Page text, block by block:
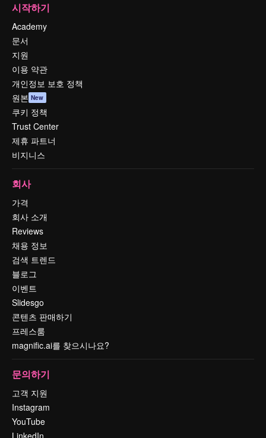
시작하기
Academy
문서
지원
이용 약관
개인정보 보호 정책
원본 New
쿠키 정책
Trust Center
제휴 파트너
비지니스
회사
가격
회사 소개
Reviews
채용 정보
검색 트렌드
블로그
이벤트
Slidesgo
콘텐츠 판매하기
프레스룸
magnific.ai를 찾으시나요?
문의하기
고객 지원
Instagram
YouTube
LinkedIn